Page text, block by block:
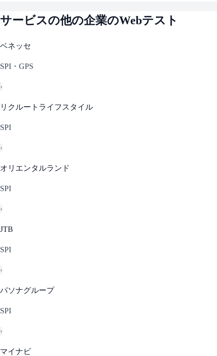
サービスの他の企業のWebテスト
ベネッセ
SPI・GPS
›
リクルートライフスタイル
SPI
›
オリエンタルランド
SPI
›
JTB
SPI
›
パソナグループ
SPI
›
マイナビ